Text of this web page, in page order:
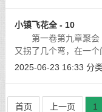
小镇飞花全 - 10
第一卷第九章聚会
又拐了几个弯，在一
打量眼前，是一个木门
2025-06-23 16:33 分类
首页 上一页 1